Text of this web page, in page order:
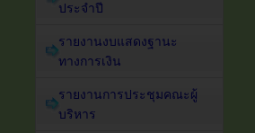
ประจำปี
รายงานงบแสดงฐานะ
ทางการเงิน
รายงานการประชุมคณะผู้
บริหาร